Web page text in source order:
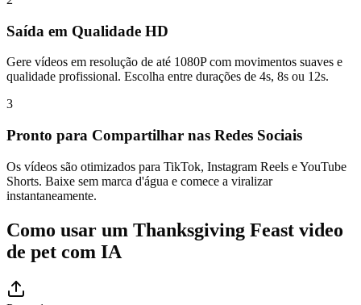
Saída em Qualidade HD
Gere vídeos em resolução de até 1080P com movimentos suaves e
qualidade profissional. Escolha entre durações de 4s, 8s ou 12s.
3
Pronto para Compartilhar nas Redes Sociais
Os vídeos são otimizados para TikTok, Instagram Reels e YouTube
Shorts. Baixe sem marca d'água e comece a viralizar
instantaneamente.
Como usar um Thanksgiving Feast video
de pet com IA